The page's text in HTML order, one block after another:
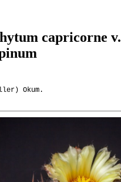
capricorne v.
Okum.